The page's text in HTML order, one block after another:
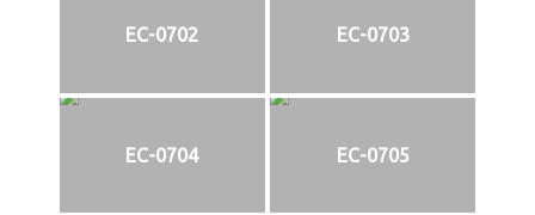
EC-0702 EC-0703
EC-0704 EC-0705